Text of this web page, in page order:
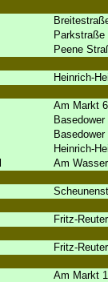
Parkstraße
Peene
Heinrich-
Am Markt 6
Heinrich-
Am
Fritz-
Fritz-
Am Markt